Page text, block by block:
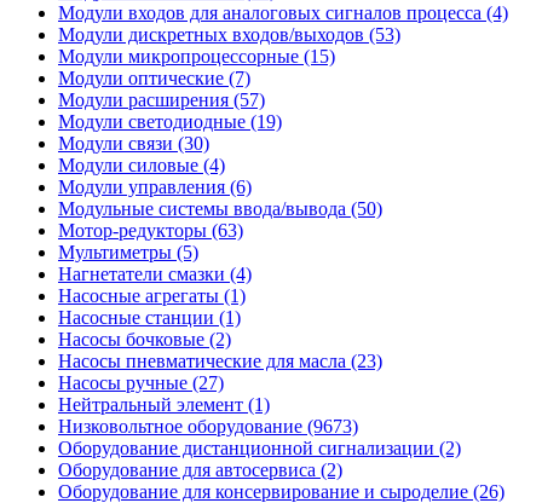
Модули входов для аналоговых сигналов процесса (4)
Модули дискретных входов/выходов (53)
Модули микропроцессорные (15)
Модули оптические (7)
Модули расширения (57)
Модули светодиодные (19)
Модули связи (30)
Модули силовые (4)
Модули управления (6)
Модульные системы ввода/вывода (50)
Мотор-редукторы (63)
Мультиметры (5)
Нагнетатели смазки (4)
Насосные агрегаты (1)
Насосные станции (1)
Насосы бочковые (2)
Насосы пневматические для масла (23)
Насосы ручные (27)
Нейтральный элемент (1)
Низковольтное оборудование (9673)
Оборудование дистанционной сигнализации (2)
Оборудование для автосервиса (2)
Оборудование для консервирование и сыроделие (26)